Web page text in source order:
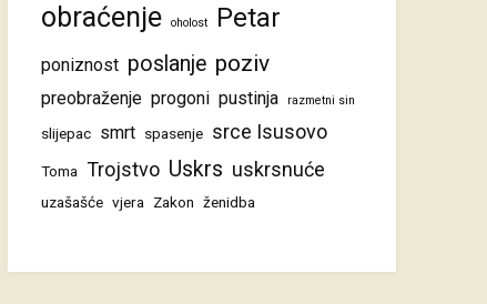
obraćenje oholost Petar
poniznost poslanje poziv
preobraženje progoni pustinja razmetni sin
slijepac smrt spasenje srce Isusovo
Toma Trojstvo Uskrs uskrsnuće
uzašašće vjera Zakon ženidba